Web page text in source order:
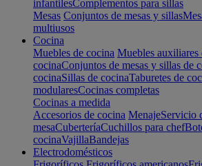
infantilesComplementos para sillas
Mesas Conjuntos de mesas y sillas
multiusos
Cocina
Muebles de cocina Muebles auxiliares
cocinaConjuntos de mesas y sillas de
cocinaSillas de cocinaTaburetes de
modularesCocinas completas
Cocinas a medida
Accesorios de cocina MenajeServicio
mesaCuberteríaCuchillos para chef
cocinaVajillaBandejas
Electrodomésticos